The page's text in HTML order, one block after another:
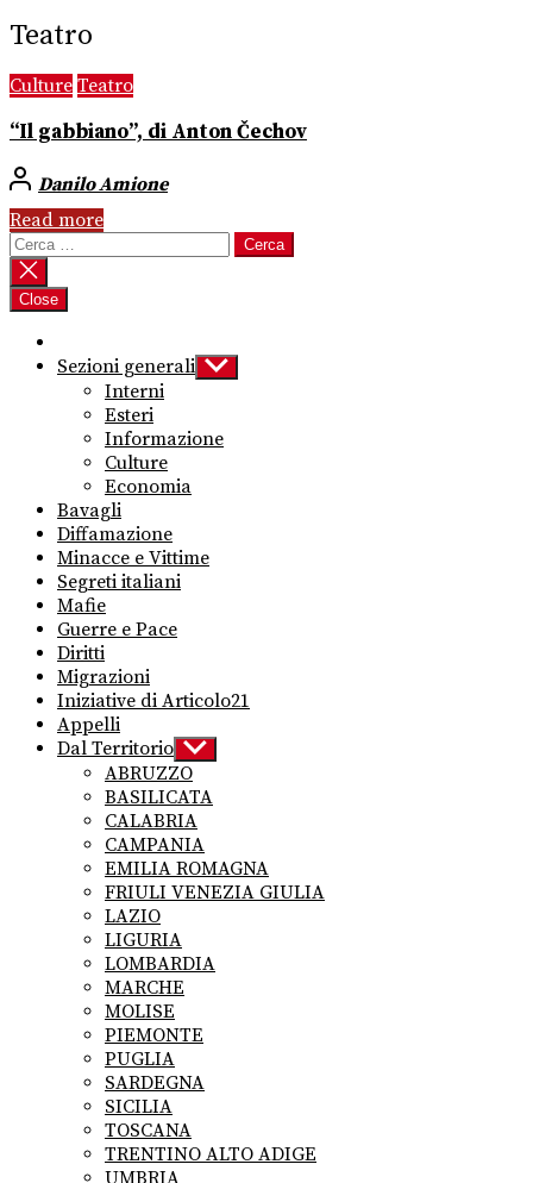
Teatro
Culture Teatro
“Il gabbiano”, di Anton Čechov
Danilo Amione
Read more
Ricerca
per:
Close
Sezioni generali Show
sub
Interni
Esteri
Informazione
Culture
Economia
Bavagli
Diffamazione
Minacce e Vittime
Segreti italiani
Mafie
Guerre e Pace
Diritti
Migrazioni
Iniziative di Articolo21
Appelli
Dal Territorio Show
sub
menu
ABRUZZO
BASILICATA
CALABRIA
CAMPANIA
EMILIA ROMAGNA
FRIULI VENEZIA GIULIA
LAZIO
LIGURIA
LOMBARDIA
MARCHE
MOLISE
PIEMONTE
PUGLIA
SARDEGNA
SICILIA
TOSCANA
TRENTINO ALTO ADIGE
UMBRIA